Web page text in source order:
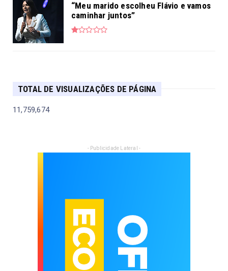
“Meu marido escolheu Flávio e vamos
caminhar juntos”
TOTAL DE VISUALIZAÇÕES DE PÁGINA
11,759,674
- Publicidade Lateral -